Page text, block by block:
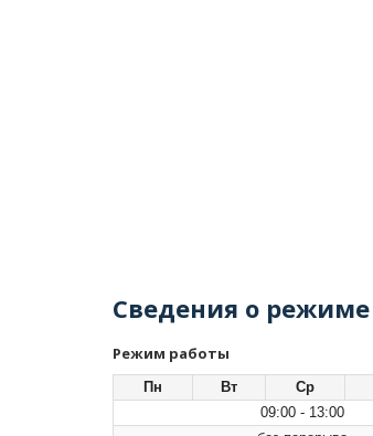
Сведения о
Режим работы
Пн Вт Ср
09:00 - 13:00